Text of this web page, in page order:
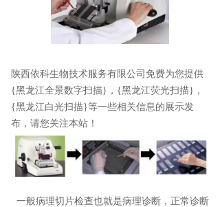
陕西依科生物技术服务有限公司免费为您提供
{黑龙江全景数字扫描} ，{黑龙江荧光扫描}，
{黑龙江白光扫描}等一些相关信息的展示发
布，请您关注本站！
一般病理切片检查也就是病理诊断，正常诊断